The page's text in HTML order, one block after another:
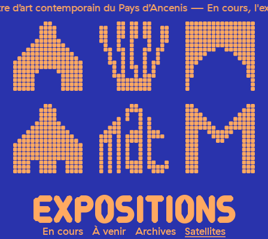
contemporain du Pays d’Ancenis — En cours,
EXPOSITIONS
En cours À venir Archives Satellites